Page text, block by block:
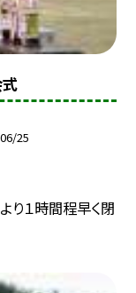
25
り１時間程早く閉